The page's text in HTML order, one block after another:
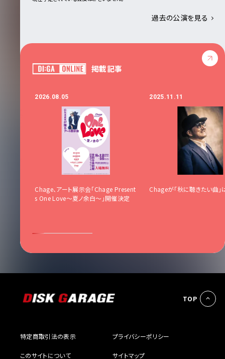
過去の公演を見る
掲載記事
2026.08.05
Chage、アート展示会「Chage Present
s One Love〜夏ノ余白〜」開催決定
2025.11.11
Chageが「秋に聴きたい曲」
TOP
特定商取引法の表示 プライバシーポリシー
このサイトについて サイトマップ